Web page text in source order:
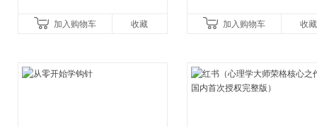
加入购物车 收藏 加入购物车 收藏